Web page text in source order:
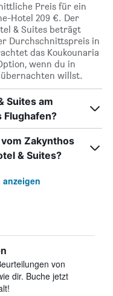
Preis für ein
Hotel 209 €. Der
& Suites beträgt
Durchschnittspreis in
das Koukounaria
wenn du in
willst.
Suites am
Flughafen?
Zakynthos
& Suites?
anzeigen
von
dir. Buche jetzt